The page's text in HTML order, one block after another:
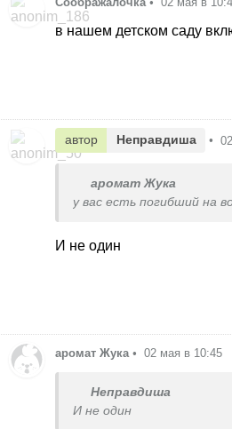
в нашем детском саду
автор Неправдиша •
аромат Жука
у вас есть погибший на
И не один
аромат Жука • 02 мая в 10:45
Неправдиша
И не один